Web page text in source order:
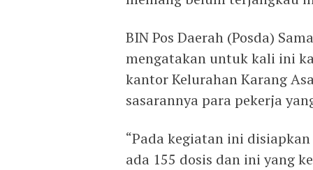
BIN Pos Daerah (Posda)
mengatakan untuk kali ini
kantor Kelurahan Karang
sasarannya para pekerja
“Pada kegiatan ini
ada 155 dosis dan ini yang